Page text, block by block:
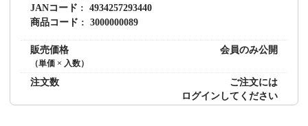
JANコード
4934257293440
商品コード
3000000089
販売価格
（単価 × 入数）
会員のみ公開
注文数
ご注文には
ログインしてください